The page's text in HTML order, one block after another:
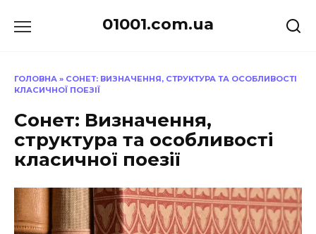
до
01001.com.ua
ГОЛОВНА » СОНЕТ: ВИЗНАЧЕННЯ, СТРУКТУРА ТА ОСОБЛИВОСТІ
КЛАСИЧНОЇ ПОЕЗІЇ
Сонет: Визначення,
структура та особливості
класичної поезії